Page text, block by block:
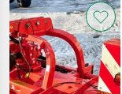
Kategorie 2
AKTUELLER
PFADZurücksetzen